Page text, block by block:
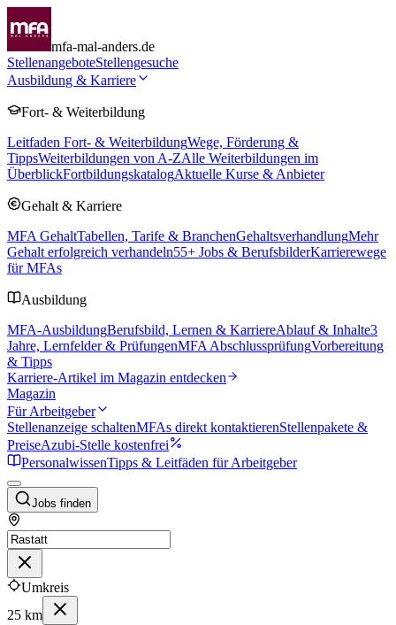
mfa-mal-anders.de
StellenangeboteStellengesuche
Ausbildung & Karriere
Fort- & Weiterbildung
Leitfaden Fort- & WeiterbildungWege, Förderung &
TippsWeiterbildungen von A-ZAlle Weiterbildungen im
ÜberblickFortbildungskatalogAktuelle Kurse & Anbieter
Gehalt & Karriere
MFA GehaltTabellen, Tarife & BranchenGehaltsverhandlungMehr
Gehalt erfolgreich verhandeln55+ Jobs & BerufsbilderKarrierewege
für MFAs
Ausbildung
MFA-AusbildungBerufsbild, Lernen & KarriereAblauf & Inhalte3
Jahre, Lernfelder & PrüfungenMFA AbschlussprüfungVorbereitung
& Tipps
Karriere-Artikel im Magazin entdecken
Magazin
Für Arbeitgeber
Stellenanzeige schaltenMFAs direkt kontaktierenStellenpakete &
PreiseAzubi-Stelle kostenfrei
PersonalwissenTipps & Leitfäden für Arbeitgeber
Jobs finden
Umkreis
25 km